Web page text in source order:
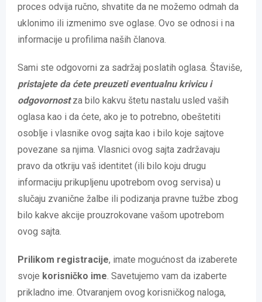
proces odvija ručno, shvatite da ne možemo odmah da
uklonimo ili izmenimo sve oglase. Ovo se odnosi i na
informacije u profilima naših članova.
Sami ste odgovorni za sadržaj poslatih oglasa. Štaviše,
pristajete da ćete preuzeti eventualnu krivicu i
odgovornostza bilo kakvu štetu nastalu usled vaših
oglasa kao i da ćete, ako je to potrebno, obeštetiti
osoblje i vlasnike ovog sajta kao i bilo koje sajtove
povezane sa njima. Vlasnici ovog sajta zadržavaju
pravo da otkriju vaš identitet (ili bilo koju drugu
informaciju prikupljenu upotrebom ovog servisa) u
slučaju zvanične žalbe ili podizanja pravne tužbe zbog
bilo kakve akcije prouzrokovane vašom upotrebom
ovog sajta.
Prilikom registracije, imate mogućnost da izaberete
svoje korisničko ime . Savetujemo vam da izaberte
prikladno ime. Otvaranjem ovog korisničkog naloga,